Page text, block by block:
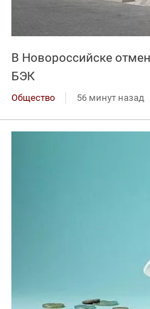
В Новороссийске
БЭК
Общество 56 минут назад